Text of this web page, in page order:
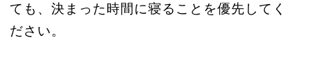
ても、決まった時間に寝ることを優先してく
ださい。